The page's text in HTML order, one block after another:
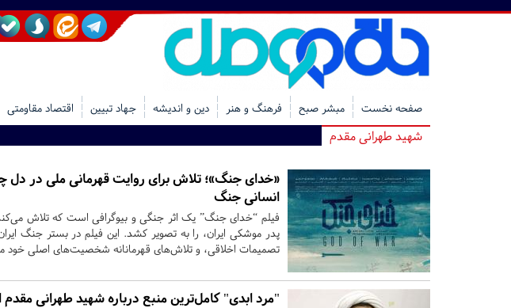
صفحه نخست مبشر صبح فرهنگ و هنر دین و اندیشه جهاد تبیین اقتصاد مقاومتی
شهید طهرانی مقدم
«خدای جنگ»؛ تلاش برای روایت قهرمانی ملی در
انسانی جنگ
فیلم “خدای جنگ” یک اثر جنگی و بیوگرافی است که تلاش
پدر موشکی ایران، را به تصویر کشد. این فیلم در بستر جنگ
تصمیمات اخلاقی، و تلاش‌های قهرمانانه شخصیت‌های اصلی خود
"مرد ابدی" کامل‌ترین منبع درباره شهید طهرانی